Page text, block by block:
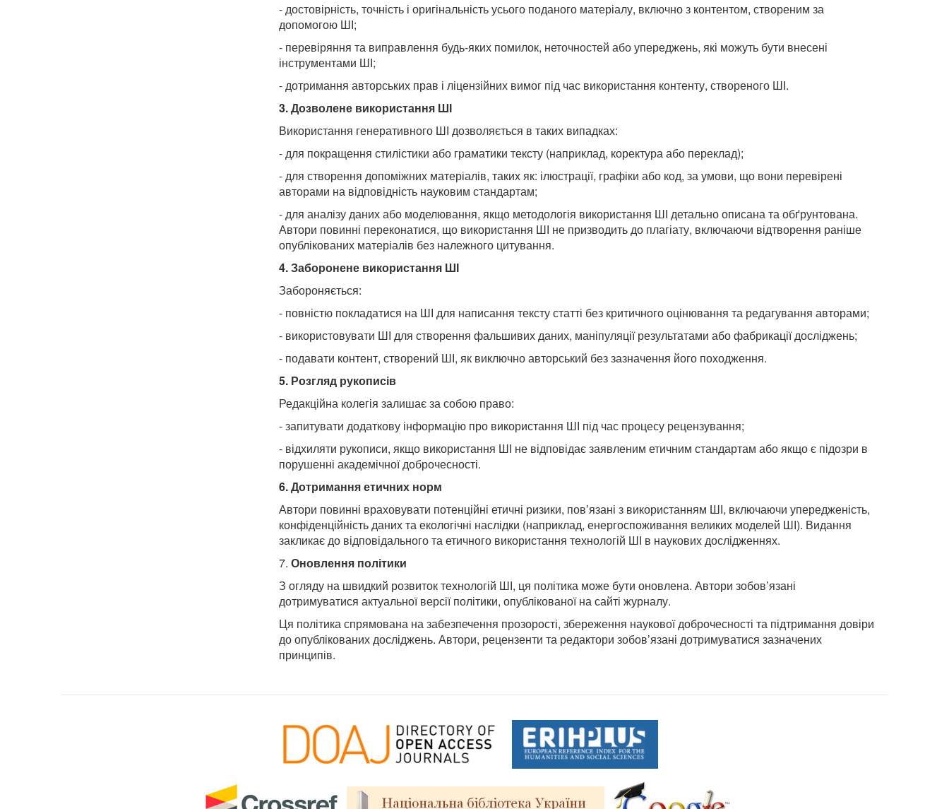
- достовірність, точність і оригінальність усього поданого матеріалу, включно з контентом, створеним за
допомогою ШІ;
- перевіряння та виправлення будь-яких помилок, неточностей або упереджень, які можуть бути внесені
інструментами ШІ;
- дотримання авторських прав і ліцензійних вимог під час використання контенту, створеного ШІ.
3. Дозволене використання ШІ
Використання генеративного ШІ дозволяється в таких випадках:
- для покращення стилістики або граматики тексту (наприклад, коректура або переклад);
- для створення допоміжних матеріалів, таких як: ілюстрації, графіки або код, за умови, що вони перевірені
авторами на відповідність науковим стандартам;
- для аналізу даних або моделювання, якщо методологія використання ШІ детально описана та обґрунтована.
Автори повинні переконатися, що використання ШІ не призводить до плагіату, включаючи відтворення раніше
опублікованих матеріалів без належного цитування.
4. Заборонене використання ШІ
Забороняється:
- повністю покладатися на ШІ для написання тексту статті без критичного оцінювання та редагування авторами;
- використовувати ШІ для створення фальшивих даних, маніпуляції результатами або фабрикації досліджень;
- подавати контент, створений ШІ, як виключно авторський без зазначення його походження.
5. Розгляд рукописів
Редакційна колегія залишає за собою право:
- запитувати додаткову інформацію про використання ШІ під час процесу рецензування;
- відхиляти рукописи, якщо використання ШІ не відповідає заявленим етичним стандартам або якщо є підозри в
порушенні академічної доброчесності.
6.Дотримання етичних норм
Автори повинні враховувати потенційні етичні ризики, пов’язані з використанням ШІ, включаючи упередженість,
конфіденційність даних та екологічні наслідки (наприклад, енергоспоживання великих моделей ШІ). Видання
закликає до відповідального та етичного використання технологій ШІ в наукових дослідженнях.
7. Оновлення політики
З огляду на швидкий розвиток технологій ШІ, ця політика може бути оновлена. Автори зобов’язані
дотримуватися актуальної версії політики, опублікованої на сайті журналу.
Ця політика спрямована на забезпечення прозорості, збереження наукової доброчесності та підтримання довіри
до опублікованих досліджень. Автори, рецензенти та редактори зобов’язані дотримуватися зазначених
принципів.